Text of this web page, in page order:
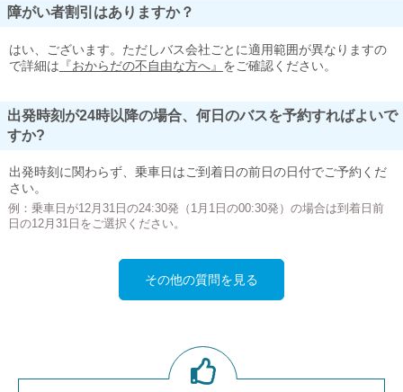
障がい者割引はありますか？
はい、ございます。ただしバス会社ごとに適用範囲が異なりますの
で詳細は 『おからだの不自由な方へ』 をご確認ください。
出発時刻が24時以降の場合、何日のバスを予約すればよいで
すか?
出発時刻に関わらず、乗車日はご到着日の前日の日付でご予約くだ
さい。
例：乗車日が12月31日の24:30発（1月1日の00:30発）の場合は到着日前
日の12月31日をご選択ください。
その他の質問を見る